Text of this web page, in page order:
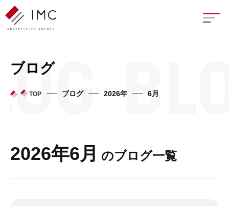
座談
ブログ
TOP ブログ 2026年 6月
2026年6月 のブログ一覧